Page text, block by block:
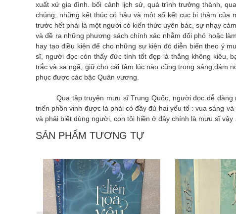
xuất xứ gia đình. bối cảnh lịch sử, quá trình trưởng thành,
chúng; những kết thúc có hậu và một số kết cục bi thảm
trước hết phải là một người có kiến thức uyên bác, sự nhạy
và đề ra những phương sách chính xác nhằm đối phó hoặc
hay tạo điều kiện để cho những sự kiện đó diễn biến theo ý
sĩ, người đọc còn thấy đức tính tốt đẹp là thắng không kiêu,
trắc và sa ngã, giữ cho cái tâm lúc nào cũng trong sáng,dám
phục được các bậc Quân vương.
Qua tập truyện mưu sĩ Trung Quốc, người đọc dễ dàng
triến phồn vinh được là phải có đầy đủ hai yếu tố : vua sáng
và phải biết dùng người, con tôi hiền ở đây chính là mưu sĩ vậy .
SẢN PHẨM TƯƠNG TỰ